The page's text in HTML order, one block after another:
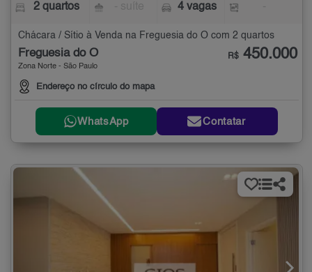
2 quartos 4 vagas
Chácara / Sítio à Venda na Freguesia do Ó com 2 quartos
Freguesia do Ó
Zona Norte - São Paulo
Endereço no círculo do mapa
R$ 450.000
WhatsApp Contatar